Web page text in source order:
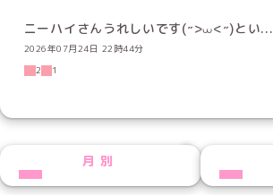
ニーハイさんうれしいです(˶>⩊<˶)とい...
2026年07月24日 22時44分
2
1
NEXT
月別